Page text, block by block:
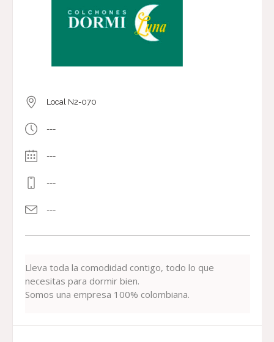
Local N2-070
---
---
---
---
Lleva toda la comodidad contigo, todo lo que
necesitas para dormir bien.
Somos una empresa 100% colombiana.